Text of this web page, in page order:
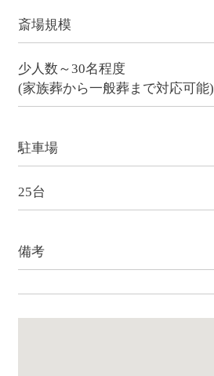
斎場規模
少人数～30名程度
(家族葬から一般葬まで対応可能)
駐車場
25台
備考